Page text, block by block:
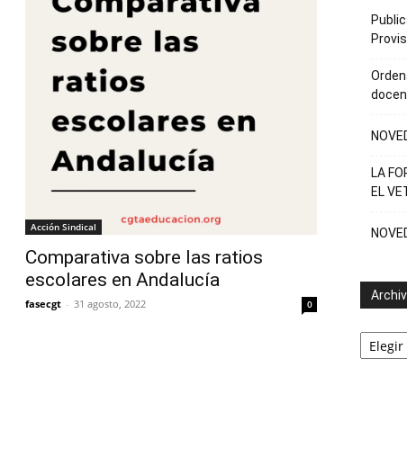
Acción Sindical
Comparativa sobre las ratios
escolares en Andalucía
fasecgt - 31 agosto, 2022 0
LA
EL